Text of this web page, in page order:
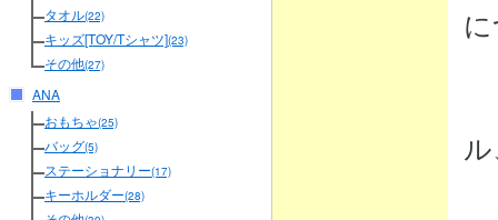
タオル(22)
キッズ[TOY/Tシャツ](23)
その他(27)
ANA
おもちゃ(25)
バッグ(5)
ステーショナリー(17)
キーホルダー(28)